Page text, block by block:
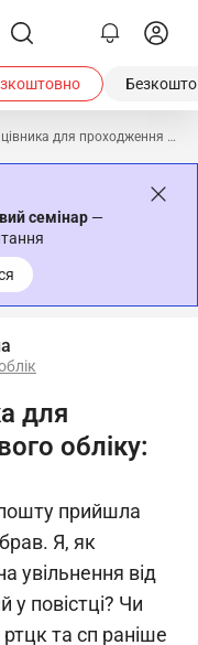
Увільнення працівника для проходження військового обліку: нюанси оформлення
семінар —
для
обліку:
прийшла
Я, як
увільнення від
повістці? Чи
та сп раніше